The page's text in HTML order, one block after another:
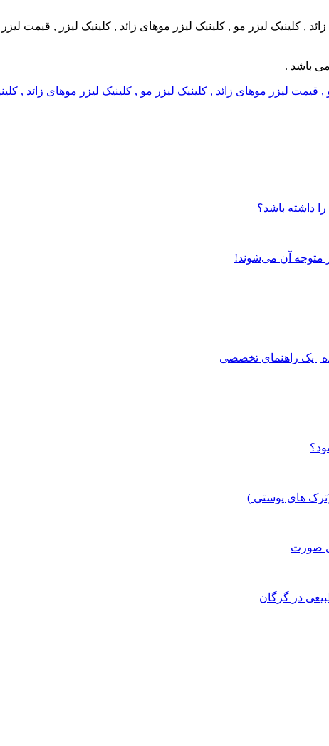
, کلینیک لیزر مو , کلینیک لیزر موهای زائد , کلینیک لیزر , قیمت
باشد .
, قیمت لیزر موهای زائد , کلینیک لیزر مو , کلینیک لیزر موهای زائد ,
داشته باشد؟
متوجه آن می‌شوند!
| یک راهنمای تخصصی
های پوستی )
در گرگان